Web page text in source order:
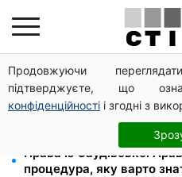
Продовжуючи
підтверджуєте, що
конфіденційності і згодні з
Тарифи на воду злетіли
сягнути 15 грн:
Субсидії скасують,
ПФУ перевіряє доходи
Права із Саудівської
процедура, яку варто